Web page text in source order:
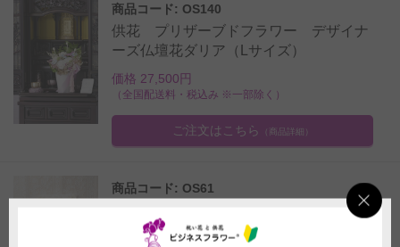
商品コード: OS140
供花 プリザーブドフラワー デザイナ
ーズ仏壇花ダリア（Lサイズ）
価格 27,500円
（全国配送料・税込み ※一部除く）
ご注文はこちら （商品詳細）
商品コード: OS61
供花 プリザーブドフラワー 遺影額＆
仏壇脇4点セット